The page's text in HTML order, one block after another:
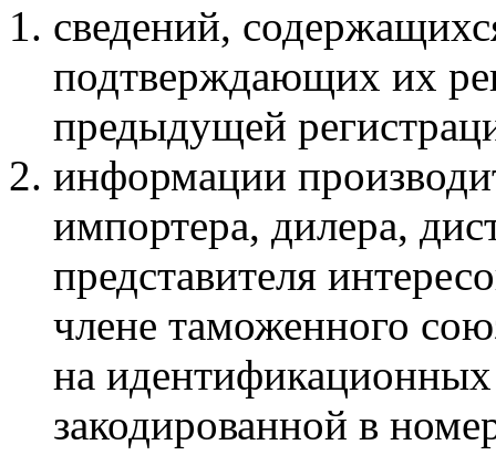
сведений,
подтверждающих их
предыдущей
информации
импортера, дилера,
представителя
члене таможенного
на
закодированной в